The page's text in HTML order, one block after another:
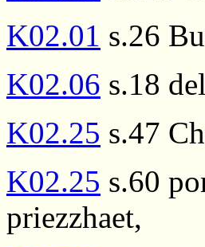
K02.01 s.26
K02.06 s.18
K02.25 s.47
K02.25 s.60
priezzhaet,